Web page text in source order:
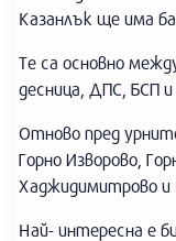
Казанлък ще има
Те са основно
десница, ДПС, БСП и
Отново пред
Горно Изворово,
Хаджидимитрово и
Най- интересна е